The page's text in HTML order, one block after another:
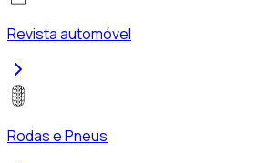
Revista automóvel
Rodas e Pneus